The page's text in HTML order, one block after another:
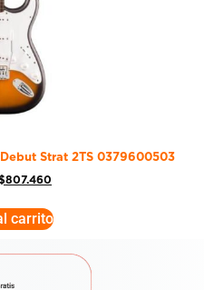
Strat 2TS 0379600503
807.460
carrito